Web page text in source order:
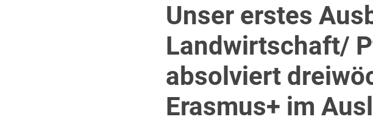
Unser erstes
Landwirtschaft/
absolviert
Erasmus+ im